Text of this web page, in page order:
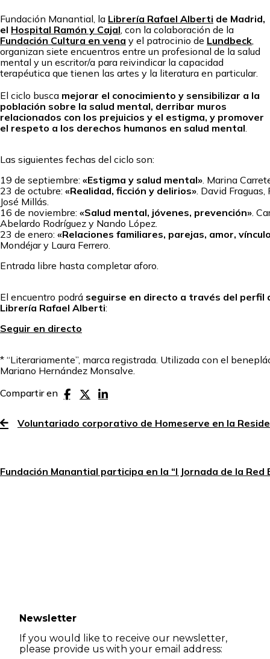
Fundación Manantial, la Librería Rafael Alberti de Madrid,
el Hospital Ramón y Cajal , con la colaboración de la
Fundación Cultura en vena y el patrocinio de Lundbeck
organizan siete encuentros entre un profesional de la salud
mental y un escritor/a para reivindicar la capacidad
terapéutica que tienen las artes y la literatura en particular.
El ciclo busca mejorar el conocimiento y sensibilizar a la
población sobre la salud mental, derribar muros
relacionados con los prejuicios y el estigma, y promover
el respeto a los derechos humanos en salud mental
Las siguientes fechas del ciclo son:
19 de septiembre: «Estigma y salud mental» . Marina
23 de octubre: «Realidad, ficción y delirios» . David
José Millás.
16 de noviembre: «Salud mental, jóvenes, prevención» .
Abelardo Rodríguez y Nando López.
23 de enero: «Relaciones familiares, parejas, amor,
Mondéjar y Laura Ferrero.
Entrada libre hasta completar aforo.
El encuentro podrá seguirse en directo a través del perfil
Librería Rafael Alberti:
Seguir en directo
* “Literariamente”, marca registrada. Utilizada con el
Mariano Hernández Monsalve.
Compartir en
Voluntariado corporativo de Homeserve en la
Fundación Manantial participa en la “I Jornada de la Red
Newsletter
If you would like to receive our newsletter,
please provide us with your email address: